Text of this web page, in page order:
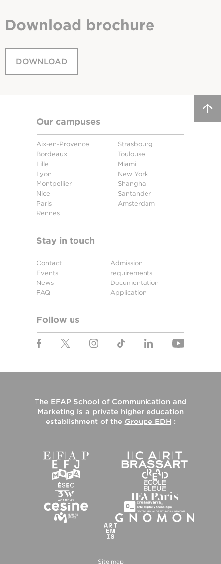
Download brochure
DOWNLOAD
Our campuses
Aix-en-Provence
Bordeaux
Lille
Lyon
Montpellier
Nice
Paris
Rennes
Strasbourg
Toulouse
Miami
New York
Shanghai
Santander
Amsterdam
Stay in touch
Contact
Events
News
FAQ
Admission
requirements
Documentation
Application
Follow us
The EFAP School of Communication and
Marketing is a private higher education
establishment of the Groupe EDH :
Site map